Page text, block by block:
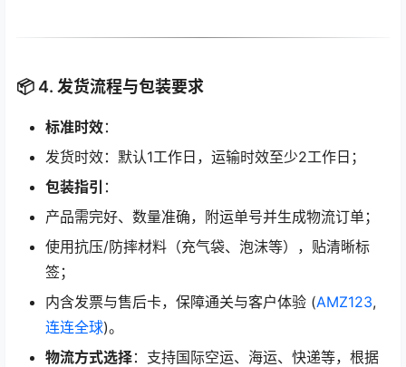
📦 4. 发货流程与包装要求
标准时效：
发货时效：默认1工作日，运输时效至少2工作日；
包装指引 ：
产品需完好、数量准确，附运单号并生成物流订单；
使用抗压/防摔材料（充气袋、泡沫等），贴清晰标
签；
内含发票与售后卡，保障通关与客户体验 (AMZ123,
连连全球)。
物流方式选择：支持国际空运、海运、快递等，根据